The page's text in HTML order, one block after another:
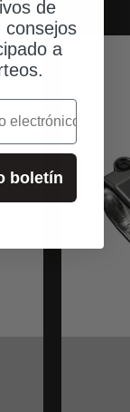
de
consejos
a
boletín